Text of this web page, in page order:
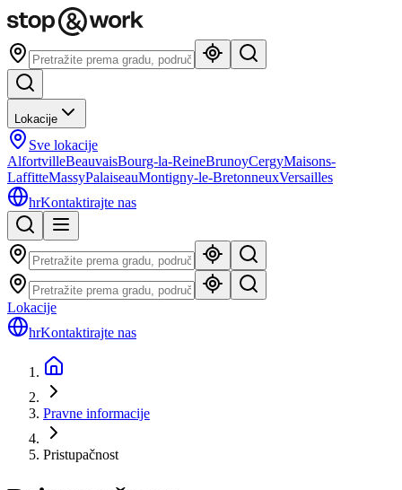
Lokacije
Sve lokacije
AlfortvilleBeauvaisBourg-la-ReineBrunoyCergyMaisons-
LaffitteMassyPalaiseauMontigny-le-BretonneuxVersailles
hrKontaktirajte nas
Lokacije
hrKontaktirajte nas
Pravne informacije
Pristupačnost